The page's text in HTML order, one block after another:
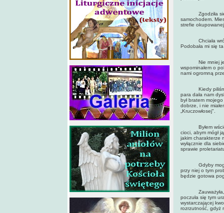
Zgodziła się
samochodem.
strefie
Chciała wrócić
Podobała mi się
Nie mniej
wspominałem o
nami ogromną
Kiedy piliśmy
para dała nam
był bratem
dobrze, i nie
„Kruczowłosej".
Byłem
cioci, abym mógł
jakim charakterze
wyłącznie dla
sprawie
Gdyby mogła
przy niej o tym
będzie gotowa
Zauważyła, że
poczuła się tym
wystarczającej
rozrzutność, gdyż